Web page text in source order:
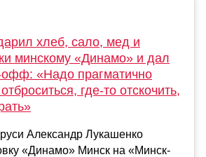
хлеб, сало, мед и
минскому «Динамо» и дал
офф: «Надо прагматично
где-то отскочить,
Александр Лукашенко
«Динамо» Минск на «Минск-